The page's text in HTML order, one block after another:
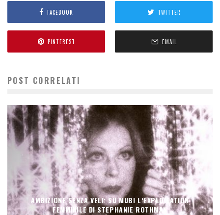
FACEBOOK TWITTER
PINTEREST EMAIL
POST CORRELATI
AMBIZIONE SENZA VELI: SU MUBI L’EXPLOITATION
FEMMINILE DI STEPHANIE ROTHMAN